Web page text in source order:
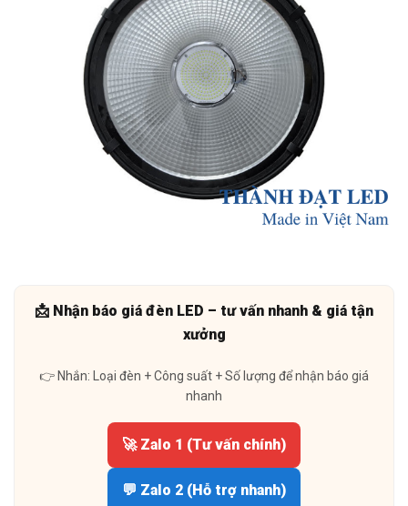
📩 Nhận báo giá đèn LED – tư vấn nhanh & giá tận
xưởng
👉 Nhắn: Loại đèn + Công suất + Số lượng để nhận báo giá
nhanh
🚀 Zalo 1 (Tư vấn chính)
💬 Zalo 2 (Hỗ trợ nhanh)